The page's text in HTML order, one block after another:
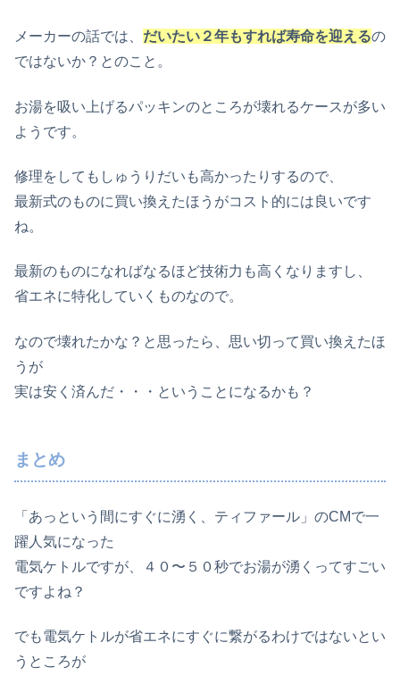
メーカーの話では、 だいたい２年もすれば寿命を迎えるの
ではないか？とのこと。
お湯を吸い上げるパッキンのところが壊れるケースが多い
ようです。
修理をしてもしゅうりだいも高かったりするので、
最新式のものに買い換えたほうがコスト的には良いです
ね。
最新のものになればなるほど技術力も高くなりますし、
省エネに特化していくものなので。
なので壊れたかな？と思ったら、思い切って買い換えたほ
うが
実は安く済んだ・・・ということになるかも？
まとめ
「あっという間にすぐに湧く、ティファール」のCMで一
躍人気になった
電気ケトルですが、４０〜５０秒でお湯が湧くってすごい
ですよね？
でも電気ケトルが省エネにすぐに繋がるわけではないとい
うところが